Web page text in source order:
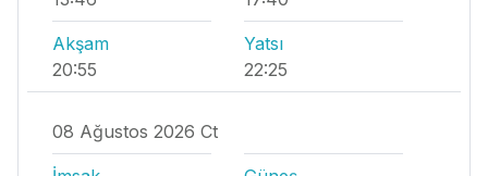
Akşam
20:55
Yatsı
22:25
08 Ağustos 2026 Ct